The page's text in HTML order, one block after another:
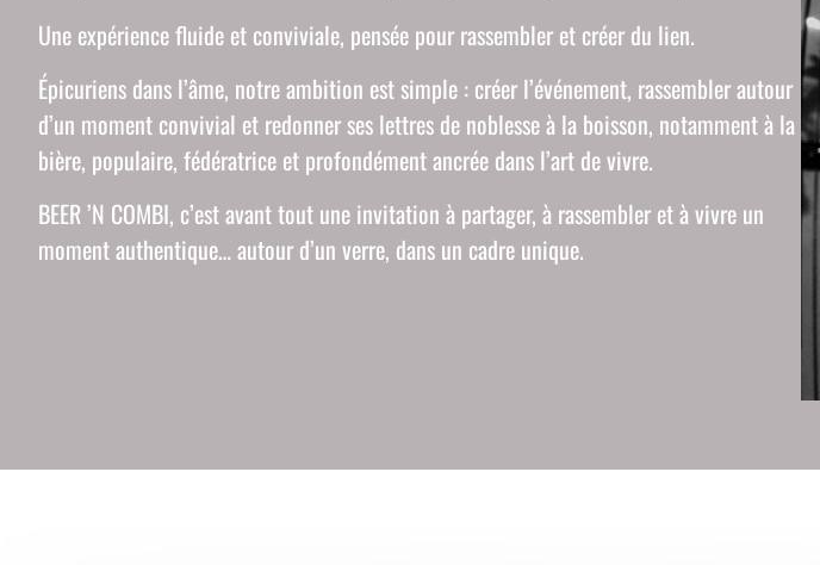
Une expérience fluide et conviviale, pensée pour rassembler et créer du lien.
Épicuriens dans l’âme, notre ambition est simple : créer l’événement, rassembler autour
d’un moment convivial et redonner ses lettres de noblesse à la boisson, notamment à la
bière, populaire, fédératrice et profondément ancrée dans l’art de vivre.
BEER ’N COMBI, c’est avant tout une invitation à partager, à rassembler et à vivre un
moment authentique… autour d’un verre, dans un cadre unique.